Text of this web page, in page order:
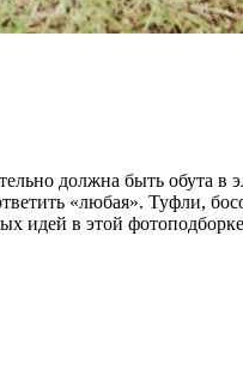
должна быть обута в
«любая». Туфли,
идей в этой